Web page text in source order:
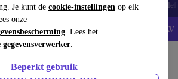
Je kunt de cookie-instellingen op elk
onze
. Lees het
.
Beperkt gebruik
Tablets Smartwatches Accessoires
op alle iPhones - Code: IPHONEDEAL - AV